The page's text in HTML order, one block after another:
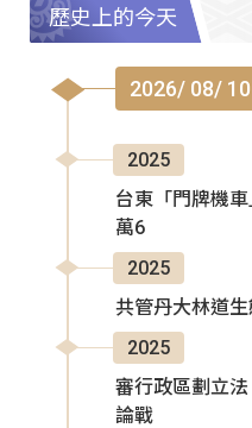
歷史上的今天
2026/ 08/ 10
2025
台東「門牌機
萬6
2025
共管丹大林道
2025
審行政區劃立
論戰